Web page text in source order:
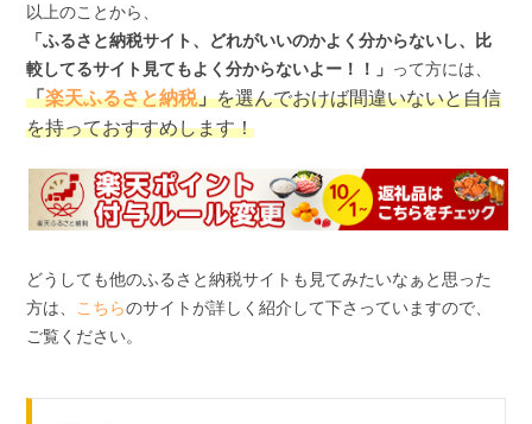
以上のことから、
「ふるさと納税サイト、どれがいいのかよく分からないし、比
較してるサイト見てもよく分からないよー！！」 って方には、
「楽天ふるさと納税」を選んでおけば間違いないと自信
を持っておすすめします！
どうしても他のふるさと納税サイトも見てみたいなぁと思った
方は、 こちらのサイトが詳しく紹介して下さっていますので、
ご覧ください。